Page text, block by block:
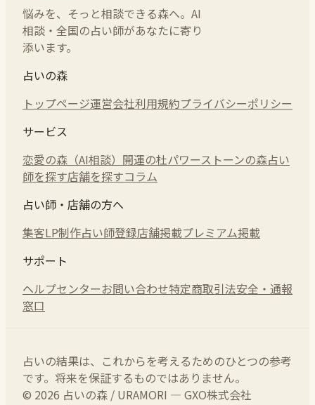
悩みを、そっと相談できる森へ。AI
相談・全国の占い師があなたに寄り
添います。
占いの森
トップページ運営会社利用規約プライバシーポリシー
サービス
恋愛の森（AI相談） 開運の杜パワーストーンの森占い
師を探す店舗を探すコラム
占い師・店舗の方へ
集客LP制作占い師登録店舗掲載プレミアム掲載
サポート
ヘルプセンターお問い合わせ特定商取引法安全・通報
窓口
占いの結果は、これからを考えるためのひとつの参考
です。将来を保証するものではありません。
© 2026 占いの森 / URAMORI — GXO株式会社